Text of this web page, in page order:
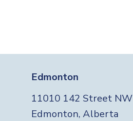
Edmonton
11010 142 Street NW
Edmonton, Alberta